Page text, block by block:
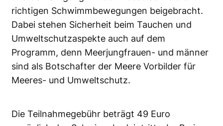
richtigen Schwimmbewegungen beigebracht.
Dabei stehen Sicherheit beim Tauchen und
Umweltschutzaspekte auch auf dem
Programm, denn Meerjungfrauen- und männer
sind als Botschafter der Meere Vorbilder für
Meeres- und Umweltschutz.
Die Teilnahmegebühr beträgt 49 Euro